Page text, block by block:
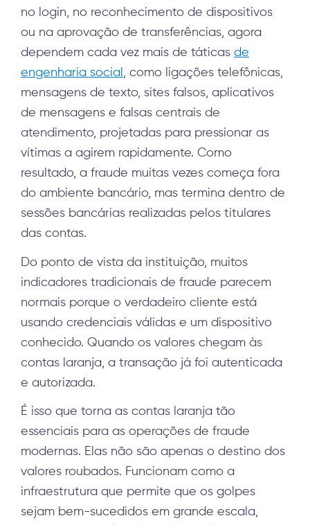
no login, no reconhecimento de dispositivos
ou na aprovação de transferências, agora
dependem cada vez mais de táticas de
engenharia social , como ligações telefônicas,
mensagens de texto, sites falsos, aplicativos
de mensagens e falsas centrais de
atendimento, projetadas para pressionar as
vítimas a agirem rapidamente. Como
resultado, a fraude muitas vezes começa fora
do ambiente bancário, mas termina dentro de
sessões bancárias realizadas pelos titulares
das contas.
Do ponto de vista da instituição, muitos
indicadores tradicionais de fraude parecem
normais porque o verdadeiro cliente está
usando credenciais válidas e um dispositivo
conhecido. Quando os valores chegam às
contas laranja, a transação já foi autenticada
e autorizada.
É isso que torna as contas laranja tão
essenciais para as operações de fraude
modernas. Elas não são apenas o destino dos
valores roubados. Funcionam como a
infraestrutura que permite que os golpes
sejam bem-sucedidos em grande escala,